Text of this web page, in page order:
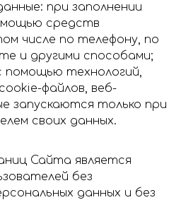
при заполнении
средств
числе по телефону, по
и другими способами;
помощью технологий,
файлов, веб-
запускаются только при
своих данных.
Сайта является
без
данных и без